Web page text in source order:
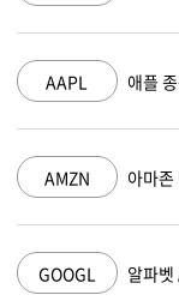
AAPL 애플
AMZN 아마
GOOGL 알파